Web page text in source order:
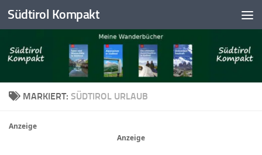
Skip to content
Südtirol Kompakt
MARKIERT: SÜDTIROL URLAUB
Anzeige
Anzeige